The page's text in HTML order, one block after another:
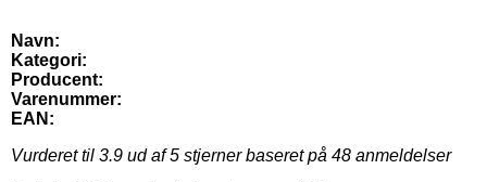
Navn:
Kategori:
Producent:
Varenummer:
EAN:
Vurderet til 3.9 ud af 5 stjerner baseret på 48 anmeldelser